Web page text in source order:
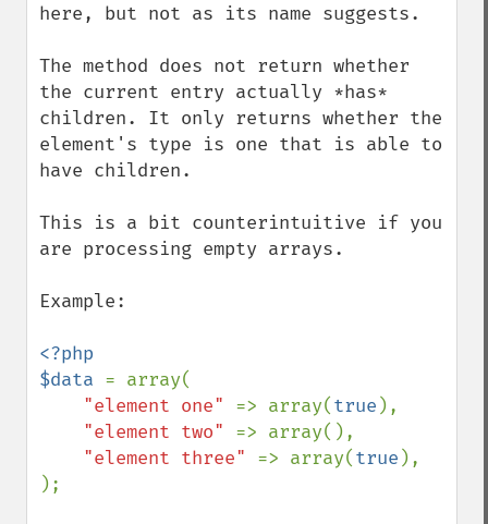
here, but not as its name suggests.
The method does not return whether
the current entry actually *has*
children. It only returns whether the
element's type is one that is able to
have children.
This is a bit counterintuitive if you
are processing empty arrays.
Example:
<?php
$data = array(
"element one" => array(true ),
"element two" => array(),
"element three" => array(true ),
);